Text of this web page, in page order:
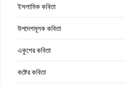
ইসলামিক কবিতা
উপদেশমূলক কবিতা
একুশের কবিতা
কষ্টের কবিতা